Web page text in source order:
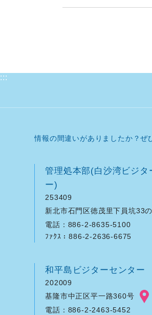
:::
情報の間違いがありましたか？ぜ
管理処本部(白沙湾ビジタ
ー)
253409
新北市石門区徳茂里下員坑33
電話：886-2-8635-5100
ﾌｧｸｽ：886-2-2636-6675
和平島ビジターセンター
202009
基隆市中正区平一路360号
電話：886-2-2463-5452